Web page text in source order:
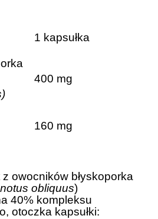
1 kapsułka
400 mg
160 mg
z owocników błyskoporka
obliquus)
40% kompleksu
otoczka kapsułki: